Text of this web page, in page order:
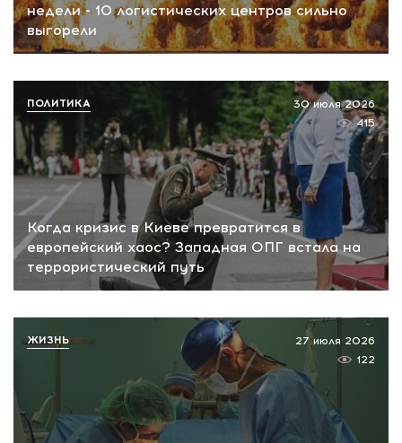
недели - 10 логистических центров сильно
выгорели
Когда кризис в Киеве превратится в
европейский хаос? Западная ОПГ встала на
террористический путь
30 июля 2026
415
ПОЛИТИКА
27 июля 2026
122
ЖИЗНЬ